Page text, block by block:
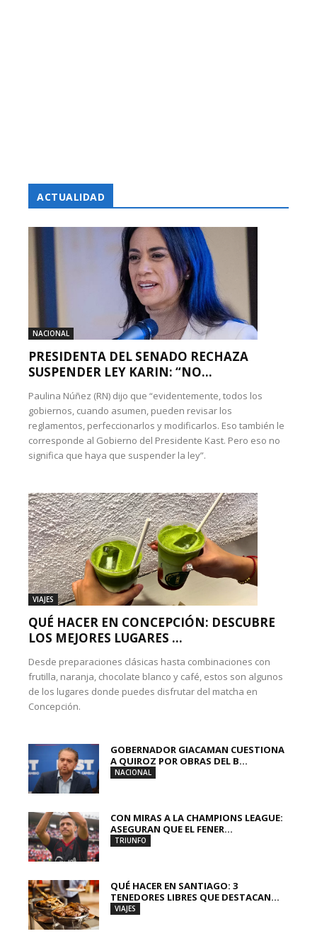
ACTUALIDAD
NACIONAL
PRESIDENTA DEL SENADO RECHAZA
SUSPENDER LEY KARIN: “NO...
Paulina Núñez (RN) dijo que “evidentemente, todos los
gobiernos, cuando asumen, pueden revisar los
reglamentos, perfeccionarlos y modificarlos. Eso también le
corresponde al Gobierno del Presidente Kast. Pero eso no
significa que haya que suspender la ley”.
VIAJES
QUÉ HACER EN CONCEPCIÓN: DESCUBRE
LOS MEJORES LUGARES ...
Desde preparaciones clásicas hasta combinaciones con
frutilla, naranja, chocolate blanco y café, estos son algunos
de los lugares donde puedes disfrutar del matcha en
Concepción.
GOBERNADOR GIACAMAN CUESTIONA
A QUIROZ POR OBRAS DEL B...
NACIONAL
CON MIRAS A LA CHAMPIONS LEAGUE:
ASEGURAN QUE EL FENER...
TRIUNFO
QUÉ HACER EN SANTIAGO: 3
TENEDORES LIBRES QUE DESTACAN...
VIAJES